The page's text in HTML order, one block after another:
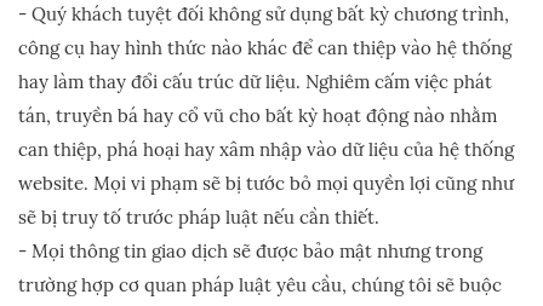
- Quý khách tuyệt đối không sử dụng bất kỳ chương trình,
công cụ hay hình thức nào khác để can thiệp vào hệ thống
hay làm thay đổi cấu trúc dữ liệu. Nghiêm cấm việc phát
tán, truyền bá hay cổ vũ cho bất kỳ hoạt động nào nhằm
can thiệp, phá hoại hay xâm nhập vào dữ liệu của hệ thống
website. Mọi vi phạm sẽ bị tước bỏ mọi quyền lợi cũng như
sẽ bị truy tố trước pháp luật nếu cần thiết.
- Mọi thông tin giao dịch sẽ được bảo mật nhưng trong
trường hợp cơ quan pháp luật yêu cầu, chúng tôi sẽ buộc